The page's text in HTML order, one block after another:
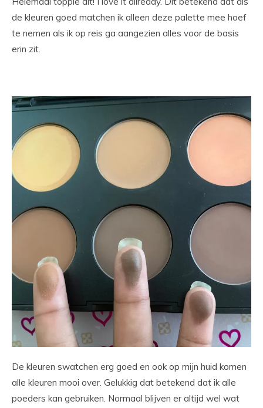
de kleuren goed matchen ik alleen deze palette mee hoef
te nemen als ik op reis ga aangezien alles voor de basis
erin zit.
De kleuren swatchen erg goed en ook op mijn huid komen
alle kleuren mooi over. Gelukkig dat betekend dat ik alle
poeders kan gebruiken. Normaal blijven er altijd wel wat